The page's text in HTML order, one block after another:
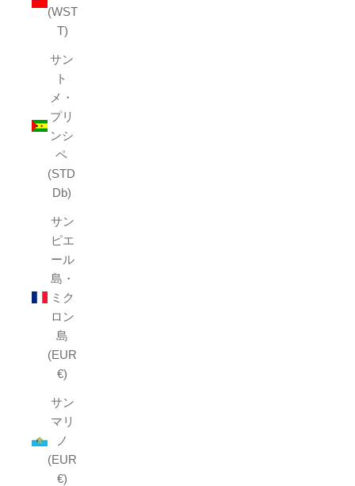
(WST
T)
サン
ト
メ・
プリ
ンシ
ペ
(STD
Db)
サン
ピエ
ール
島・
ミク
ロン
島
(EUR
€)
サン
マリ
ノ
(EUR
€)